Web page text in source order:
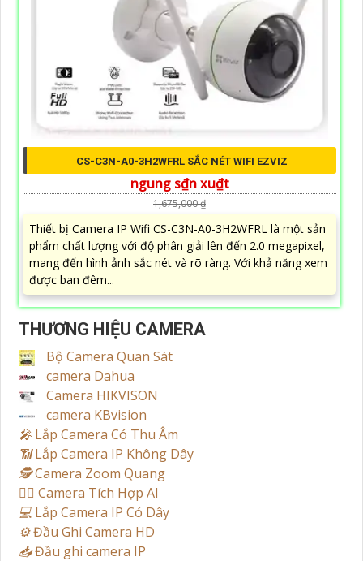
CS-C3N-A0-3H2WFRL SẮC NÉT WIFI EZVIZ
ngung s₫n xu₫t
1,675,000 ₫
Thiết bị Camera IP Wifi CS-C3N-A0-3H2WFRL là một sản
phẩm chất lượng với độ phân giải lên đến 2.0 megapixel,
mang đến hình ảnh sắc nét và rõ ràng. Với khả năng xem
được ban đêm...
THƯƠNG HIỆU CAMERA
Bộ Camera Quan Sát
camera Dahua
Camera HIKVISON
camera KBvision
️🎤️ Lắp Camera Có Thu Âm
📶Lắp Camera IP Không Dây
🕵️Camera Zoom Quang
🧛‍♀️ Camera Tích Hợp AI
💻 Lắp Camera IP Có Dây
⚙️Đầu Ghi Camera HD
📥Đầu ghi camera IP